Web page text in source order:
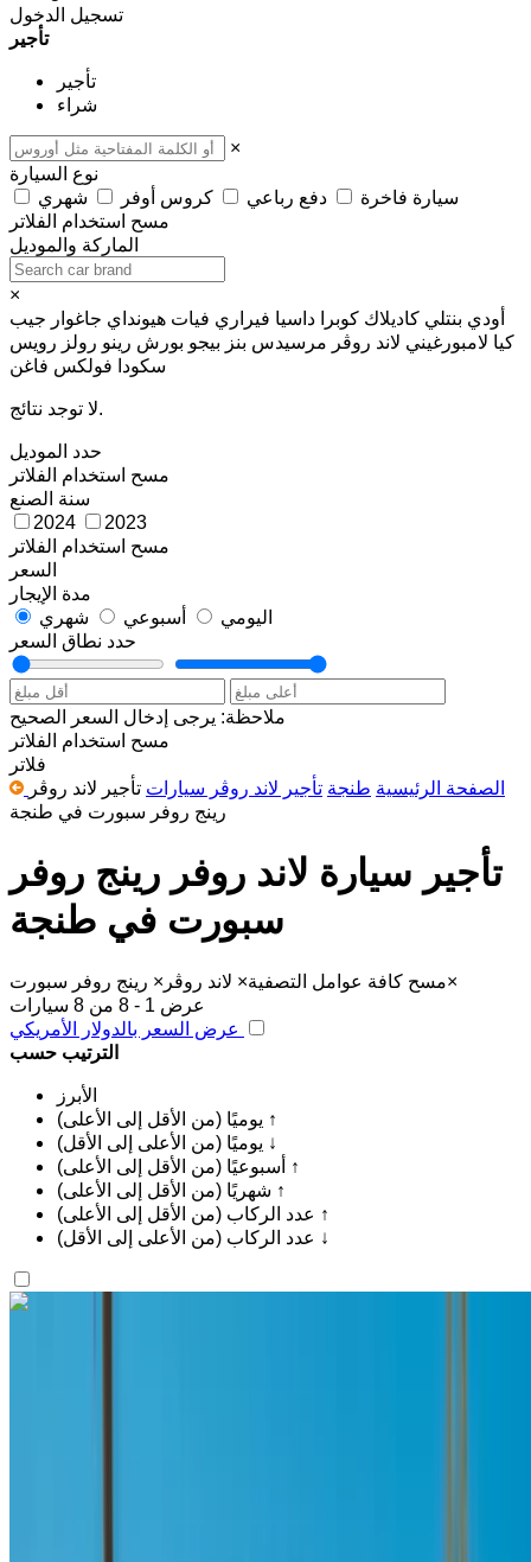
تسجيل الدخول
تأجير
تأجير
شراء
×
نوع السيارة
سيارة فاخرة
دفع رباعي كروس أوفر
شهري
مسح استخدام الفلاتر
الماركة والموديل
×
أودي بنتلي كاديلاك كوبرا داسيا فيراري فيات هيونداي جاغوار جيب
كيا لامبورغيني لاند روڤر مرسيدس بنز بيجو بورش رينو رولز رويس
سكودا فولكس فاغن
لا توجد نتائج.
حدد الموديل
مسح استخدام الفلاتر
سنة الصنع
2024
2023
مسح استخدام الفلاتر
السعر
مدة الإيجار
اليومي
أسبوعي
شهري
حدد نطاق السعر
ملاحظة: يرجى إدخال السعر الصحيح
مسح استخدام الفلاتر
فلاتر
الصفحة الرئيسية طنجة تأجير لاند روڤر سيارات تأجير لاند روڤر
رينج روفر سبورت في طنجة
تأجير سيارة لاند روفر رينج روفر
سبورت في طنجة
مسح كافة عوامل التصفية× لاند روڤر × رينج روفر سبورت
×
عرض 1 - 8 من 8 سيارات
الترتيب حسب
الأبرز
يوميًا (من الأقل إلى الأعلى) ↑
يوميًا (من الأعلى إلى الأقل) ↓
أسبوعيًا (من الأقل إلى الأعلى) ↑
شهريًا (من الأقل إلى الأعلى) ↑
عدد الركاب (من الأقل إلى الأعلى) ↑
عدد الركاب (من الأعلى إلى الأقل) ↓